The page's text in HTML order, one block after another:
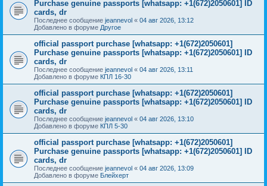
Purchase genuine passports [whatsapp: +1(672)2050601] ID
cards, dr
Последнее сообщение jeannevol « 04 авг 2026, 13:12
Добавлено в форуме Другое
official passport purchase [whatsapp: +1(672)2050601]
Purchase genuine passports [whatsapp: +1(672)2050601] ID
cards, dr
Последнее сообщение jeannevol « 04 авг 2026, 13:11
Добавлено в форуме КПЛ 16-30
official passport purchase [whatsapp: +1(672)2050601]
Purchase genuine passports [whatsapp: +1(672)2050601] ID
cards, dr
Последнее сообщение jeannevol « 04 авг 2026, 13:10
Добавлено в форуме КПЛ 5-30
official passport purchase [whatsapp: +1(672)2050601]
Purchase genuine passports [whatsapp: +1(672)2050601] ID
cards, dr
Последнее сообщение jeannevol « 04 авг 2026, 13:09
Добавлено в форуме Блейхерт